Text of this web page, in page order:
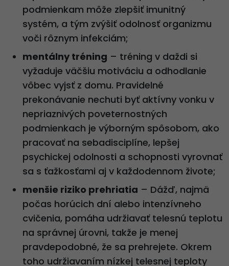
podmienkam môže zlepšiť imunitný
systém, a tým zvýšiť odolnosť organizmu
voči rôznym infekciám;
mentálny tréning – tréning v daždi si
vyžaduje väčšiu motiváciu a odhodlanie
vôbec vyjsť z domu. Pravidelné
prekonávanie nechuti byť aktívny vonku v
nepriaznivých poveternostných
podmienkach je výborným spôsobom, ako
pracovať na sebadisciplíne, lepšej
psychickej odolnosti a schopnosti vyrovnať
sa s ťažkosťami aj v každodennom živote;
menšie riziko prehriatia – Dážď, najmä
počas horúcich dní alebo intenzívneho
cvičenia, pomáha udržiavať telesnú teplotu
na správnej úrovni, takže je menej
pravdepodobné, že sa prehrejete. Okrem
toho udržiavaním nízkej telesnej teploty